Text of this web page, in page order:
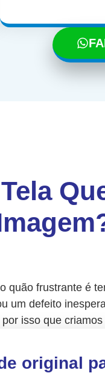
Tela
quão frustrante é
um defeito
por isso que
original